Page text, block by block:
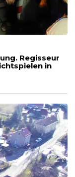
Regisseur
in